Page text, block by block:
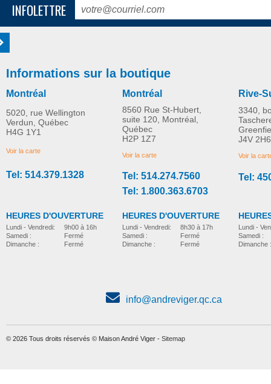
INFOLETTRE
Informations sur la boutique
Montréal
5020, rue Wellington
Verdun, Québec
H4G 1Y1
Voir la carte
Tel: 514.379.1328
HEURES D'OUVERTURE
Lundi - Vendredi:
Samedi :
Dimanche :
9h00 à 16h
Fermé
Fermé
Montréal
8560 Rue St-Hubert,
suite 120, Montréal,
Québec
H2P 1Z7
Voir la carte
Tel: 514.274.7560
Tel: 1.800.363.6703
HEURES D'OUVERTURE
Lundi - Vendredi:
Samedi :
Dimanche :
8h30 à 17h
Fermé
Fermé
Rive-
3340,
J4V 2H6
Voir la
Tel:
Lundi -
Samedi :
Dimanche :
info@andreviger.qc.ca
© 2026 Tous droits réservés © Maison André Viger - Sitemap